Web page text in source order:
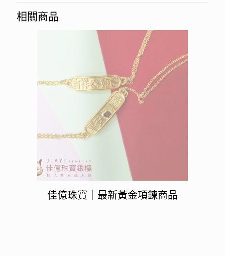
相關商品
佳億珠寶｜最新黃金項鍊商品